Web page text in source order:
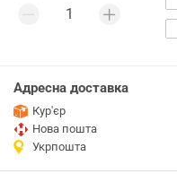
Адресна доставка
Кур'єр
Нова пошта
Укрпошта